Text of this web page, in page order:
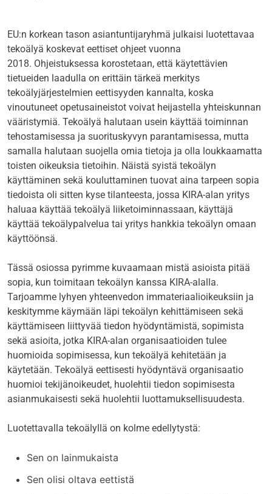
EU:n korkean tason asiantuntijaryhmä julkaisi luotettavaa
tekoälyä koskevat eettiset ohjeet vuonna
2018. Ohjeistuksessa korostetaan, että käytettävien
tietueiden laadulla on erittäin tärkeä merkitys
tekoälyjärjestelmien eettisyyden kannalta, koska
vinoutuneet opetusaineistot voivat heijastella yhteiskunnan
vääristymiä. Tekoälyä halutaan usein käyttää toiminnan
tehostamisessa ja suorituskyvyn parantamisessa, mutta
samalla halutaan suojella omia tietoja ja olla loukkaamatta
toisten oikeuksia tietoihin. Näistä syistä tekoälyn
käyttäminen sekä kouluttaminen tuovat aina tarpeen sopia
tiedoista oli sitten kyse tilanteesta, jossa KIRA-alan yritys
haluaa käyttää tekoälyä liiketoiminnassaan, käyttäjä
käyttää tekoälypalvelua tai yritys hankkia tekoälyn omaan
käyttöönsä.
Tässä osiossa pyrimme kuvaamaan mistä asioista pitää
sopia, kun toimitaan tekoälyn kanssa KIRA-alalla.
Tarjoamme lyhyen yhteenvedon immateriaalioikeuksiin ja
keskitymme käymään läpi tekoälyn kehittämiseen sekä
käyttämiseen liittyvää tiedon hyödyntämistä, sopimista
sekä asioita, jotka KIRA-alan organisaatioiden tulee
huomioida sopimisessa, kun tekoälyä kehitetään ja
käytetään. Tekoälyä eettisesti hyödyntävä organisaatio
huomioi tekijänoikeudet, huolehtii tiedon sopimisesta
asianmukaisesti sekä huolehtii luottamuksellisuudesta.
Luotettavalla tekoälyllä on kolme edellytystä:
Sen on lainmukaista
Sen olisi oltava eettistä